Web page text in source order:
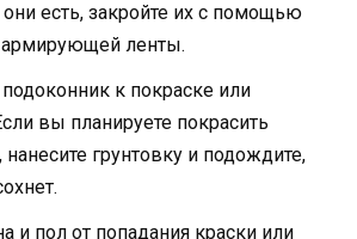
есть, закройте их с помощью
армирующей ленты.
к покраске или
вы планируете покрасить
нанесите грунтовку и подождите,
и пол от попадания краски или